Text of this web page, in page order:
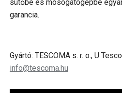
sütőbe és mosogatógépbe
garancia.
Gyártó: TESCOMA s. r. o., U
info@tescoma.hu